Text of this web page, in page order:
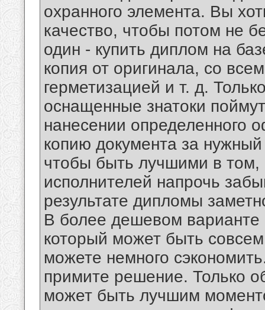
охранного элемента. Вы
качество, чтобы потом не
один - купить диплом на
копия от оригинала, со
герметизацией и т. д.
оснащенные знатоки
нанесении определенного
копию документа за
чтобы быть лучшими в
исполнителей напрочь
результате дипломы
В более дешевом варианте
который может быть
можете немного
примите решение. Только
может быть лучшим